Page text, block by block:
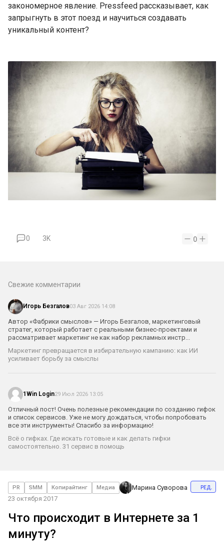
закономерное явление. Pressfeed рассказывает, как
запрыгнуть в этот поезд и научиться создавать
уникальный контент?
0 3K 0
Свежие комментарии
Игорь Безгалов03 Авг 2026 14:08
Автор «Фабрики смыслов» — Игорь Безгалов, маркетинговый
стратег, который работает с реальными бизнес-проектами и
рассматривает маркетинг не как набор рекламных инстр...
Маркетинг превращается в избирательную кампанию: как ИИ
усиливает борьбу за смыслы
1Win Login29 Июл 2026 13:05
Отличный пост! Очень полезные рекомендации по созданию гифок
и список сервисов. Уже не могу дождаться, чтобы попробовать
все эти инструменты! Спасибо за информацию!
Всё о гифках. Где искать готовые и как делать гифки
самостоятельно. 31 сервис в помощь
PR SMM Копирайтинг Медиа
Марина Суворова
23 октября 2017
ред.
Что происходит в Интернете за 1
минуту?